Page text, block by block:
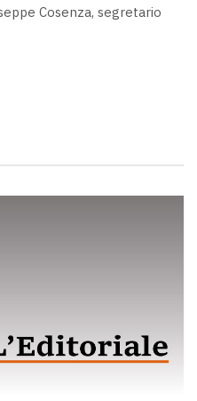
Cosenza, segretario